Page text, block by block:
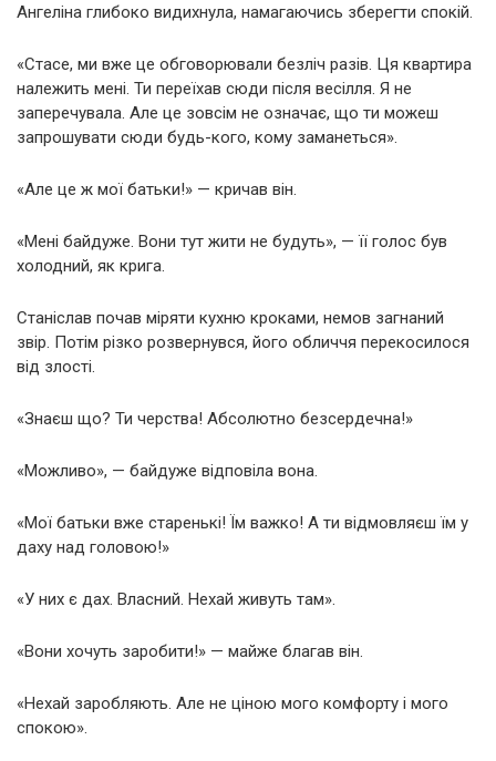
Ангеліна глибоко видихнула, намагаючись зберегти спокій.
«Стасе, ми вже це обговорювали безліч разів. Ця квартира
належить мені. Ти переїхав сюди після весілля. Я не
заперечувала. Але це зовсім не означає, що ти можеш
запрошувати сюди будь-кого, кому заманеться».
«Але це ж мої батьки!» — кричав він.
«Мені байдуже. Вони тут жити не будуть», — її голос був
холодний, як крига.
Станіслав почав міряти кухню кроками, немов загнаний
звір. Потім різко розвернувся, його обличчя перекосилося
від злості.
«Знаєш що? Ти черства! Абсолютно безсердечна!»
«Можливо», — байдуже відповіла вона.
«Мої батьки вже старенькі! Їм важко! А ти відмовляєш їм у
даху над головою!»
«У них є дах. Власний. Нехай живуть там».
«Вони хочуть заробити!» — майже благав він.
«Нехай заробляють. Але не ціною мого комфорту і мого
спокою».